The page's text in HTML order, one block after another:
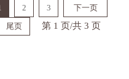
2 3
下一页
尾页
第 1 页/共 3 页